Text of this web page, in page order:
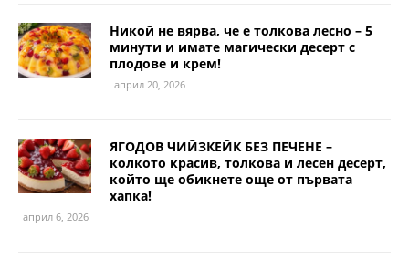
Никой не вярва, че е толкова лесно – 5
минути и имате магически десерт с
плодове и крем!
април 20, 2026
ЯГОДОВ ЧИЙЗКЕЙК БЕЗ ПЕЧЕНЕ –
колкото красив, толкова и лесен десерт,
който ще обикнете още от първата
хапка!
април 6, 2026